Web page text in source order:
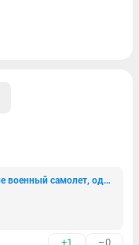
В Краснодарском крае потерпел крушение военный самолет, один человек погиб
+1 –0